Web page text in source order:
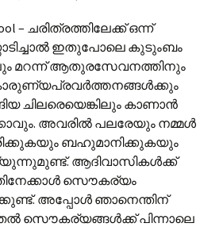
– ചരിത്രത്തിലേക്ക് ഒന്ന്
ഇതുപോലെ കുടുംബം
മറന്ന് ആതുരസേവനത്തിനും
ചിലരെയെങ്കിലും കാണാന്‍
അവരില്‍ പലരേയും നമ്മള്‍
ബഹുമാനിക്കുകയും
ആദിവാസികള്‍ക്ക്
സൌകര്യം
അപ്പോള്‍ ഞാനെന്തിന്
സൌകര്യങ്ങള്‍ക്ക് പിന്നാലെ